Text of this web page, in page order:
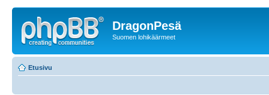
DragonPesä
Suomen lohikäärmeet
Etusivu